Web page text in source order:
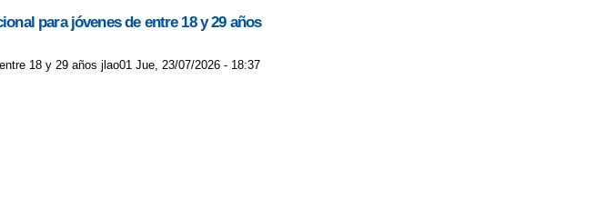
para jóvenes de entre 18 y 29 años
18 y 29 años jlao01 Jue, 23/07/2026 - 18:37